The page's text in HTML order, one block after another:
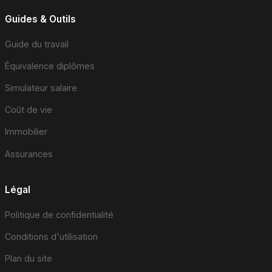
Guides & Outils
Guide du travail
Équivalence diplômes
Simulateur salaire
Coût de vie
Immobilier
Assurances
Légal
Politique de confidentialité
Conditions d'utilisation
Plan du site